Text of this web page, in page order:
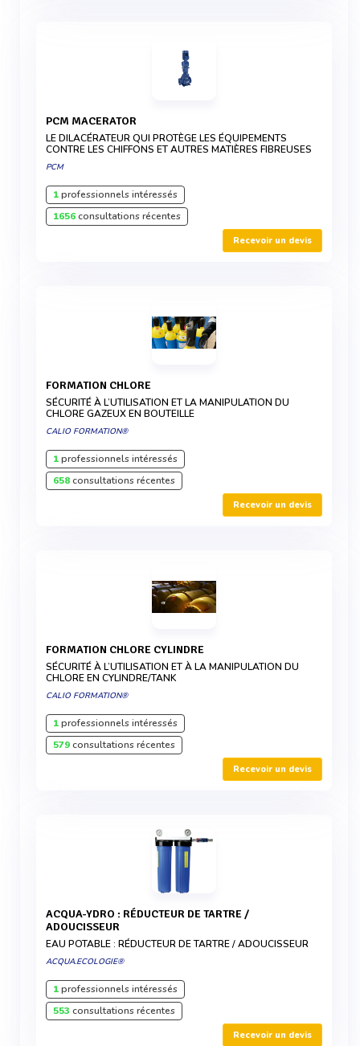
PCM MACERATOR
LE DILACÉRATEUR QUI PROTÈGE LES ÉQUIPEMENTS
CONTRE LES CHIFFONS ET AUTRES MATIÈRES FIBREUSES
PCM
1professionnels intéressés
1656consultations récentes
Recevoir un devis
FORMATION CHLORE
SÉCURITÉ À L’UTILISATION ET LA MANIPULATION DU
CHLORE GAZEUX EN BOUTEILLE
CALIO FORMATION®
1professionnels intéressés
658consultations récentes
Recevoir un devis
FORMATION CHLORE CYLINDRE
SÉCURITÉ À L’UTILISATION ET À LA MANIPULATION DU
CHLORE EN CYLINDRE/TANK
CALIO FORMATION®
1professionnels intéressés
579consultations récentes
Recevoir un devis
ACQUA-YDRO : RÉDUCTEUR DE TARTRE /
ADOUCISSEUR
EAU POTABLE : RÉDUCTEUR DE TARTRE / ADOUCISSEUR
ACQUA.ECOLOGIE®
1professionnels intéressés
553 consultations récentes
Recevoir un devis